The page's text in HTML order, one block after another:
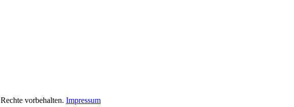
vorbehalten. Impressum